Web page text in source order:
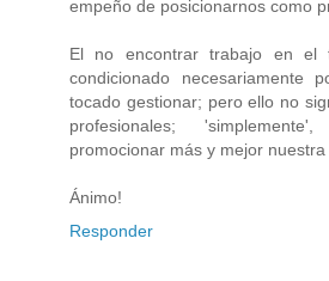
empeño de posicionarnos como
El no encontrar trabajo en el
condicionado
tocado gestionar; pero ello no
profesionales;
promocionar más y mejor nuestra
Ánimo!
Responder